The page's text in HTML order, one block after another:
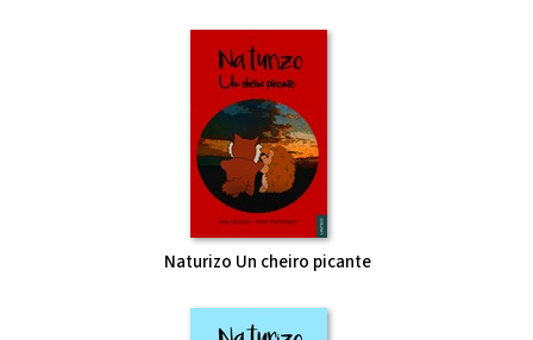
Naturizo Un cheiro picante